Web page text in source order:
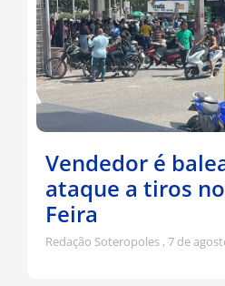
Vendedor é
ataque a tiros
Feira
Redação Soteropoles 7 de